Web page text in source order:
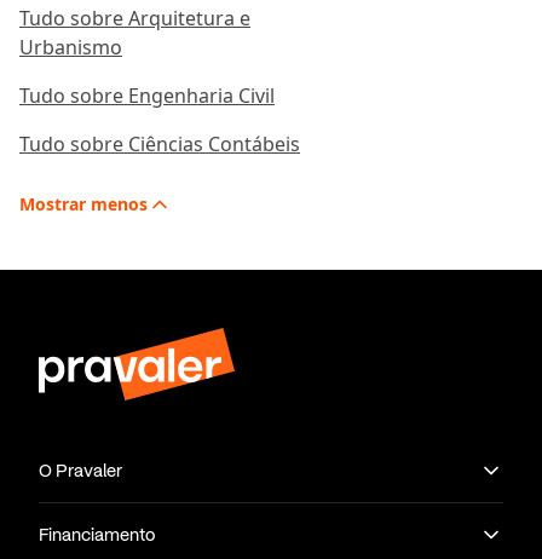
Tudo sobre Arquitetura e
Urbanismo
Tudo sobre Engenharia Civil
Tudo sobre Ciências Contábeis
Mostrar menos
O Pravaler
Financiamento